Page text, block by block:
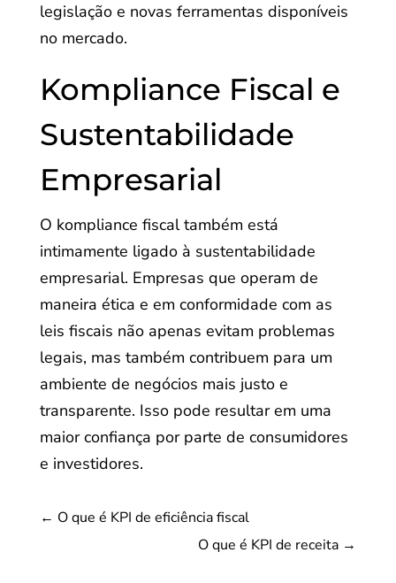
legislação e novas ferramentas disponíveis
no mercado.
Kompliance Fiscal e
Sustentabilidade
Empresarial
O kompliance fiscal também está
intimamente ligado à sustentabilidade
empresarial. Empresas que operam de
maneira ética e em conformidade com as
leis fiscais não apenas evitam problemas
legais, mas também contribuem para um
ambiente de negócios mais justo e
transparente. Isso pode resultar em uma
maior confiança por parte de consumidores
e investidores.
← O que é KPI de eficiência fiscal
O que é KPI de receita →